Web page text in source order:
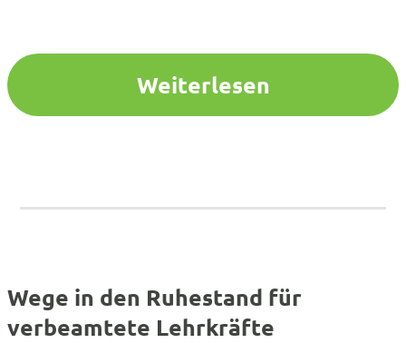
Weiterlesen
Wege in den Ruhestand für
verbeamtete Lehrkräfte